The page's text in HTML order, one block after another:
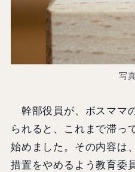
写
幹部役員が、ボスママ
られると、これまで滞っ
始めました。その内容は
措置をやめるよう教育委